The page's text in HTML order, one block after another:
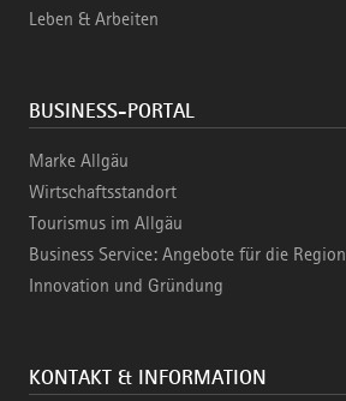
Leben & Arbeiten
BUSINESS-PORTAL
Marke Allgäu
Wirtschaftsstandort
Tourismus im Allgäu
Business Service: Angebote für die Region
Innovation und Gründung
KONTAKT & INFORMATION